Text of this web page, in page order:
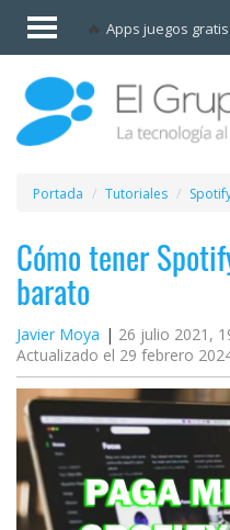
Apps juegos gratis
Invitado
Iniciar
sesión /
Registrarse
Esenciales
Móviles
Ofertas
Apps
Redes
sociales
Plataformas
streaming
Portada Tutoriales
Cómo tener
barato
Javier Moya
26 julio 2021,
Actualizado el 29 febrero